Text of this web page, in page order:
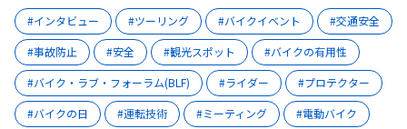
インタビュー ツーリング バイクイベント
交通安全
事故防止
安全 観光スポット
バイクの有用性
バイク・ラブ・フォーラム(BLF)
ライダー
プロテクター
バイクの日
運転技術 ミーティング
電動バイク